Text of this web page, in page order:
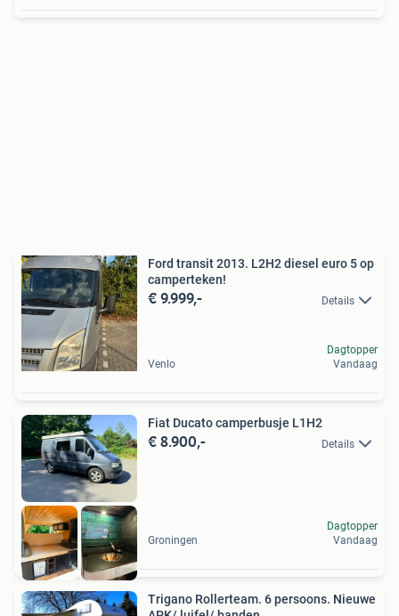
Ford transit 2013. L2H2 diesel euro 5 op
camperteken!
€ 9.999,- Details
Venlo
Dagtopper
Vandaag
Fiat Ducato camperbusje L1H2
€ 8.900,- Details
Groningen
Dagtopper
Vandaag
Trigano Rollerteam. 6 persoons. Nieuwe